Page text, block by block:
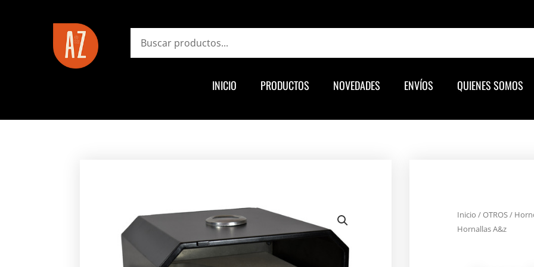
INICIO PRODUCTOS NOVEDADES ENVÍOS QUIENES SOMOS
Inicio /OTROS/
Hornallas A&z